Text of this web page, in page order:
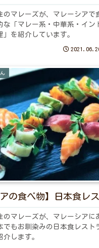
のマレーズが、マレーシアで
な「マレー系・中華系・イン
」を紹介しています。
アの食べ物】日本食レ
のマレーズが、マレーシアに
でもお馴染みの日本食レスト
します。